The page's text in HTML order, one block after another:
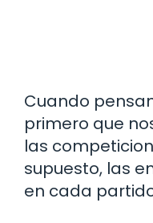
Cuando
primero que
las
supuesto, las
en cada